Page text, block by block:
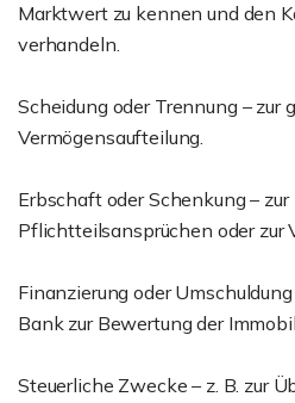
Marktwert zu kennen und den
verhandeln.
Scheidung oder Trennung – zur
Vermögensaufteilung.
Erbschaft oder Schenkung –
Pflichtteilsansprüchen oder zur
Finanzierung oder
Bank zur Bewertung der
Steuerliche Zwecke – z. B. zur